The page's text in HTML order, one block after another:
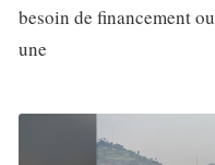
besoin de financement
une